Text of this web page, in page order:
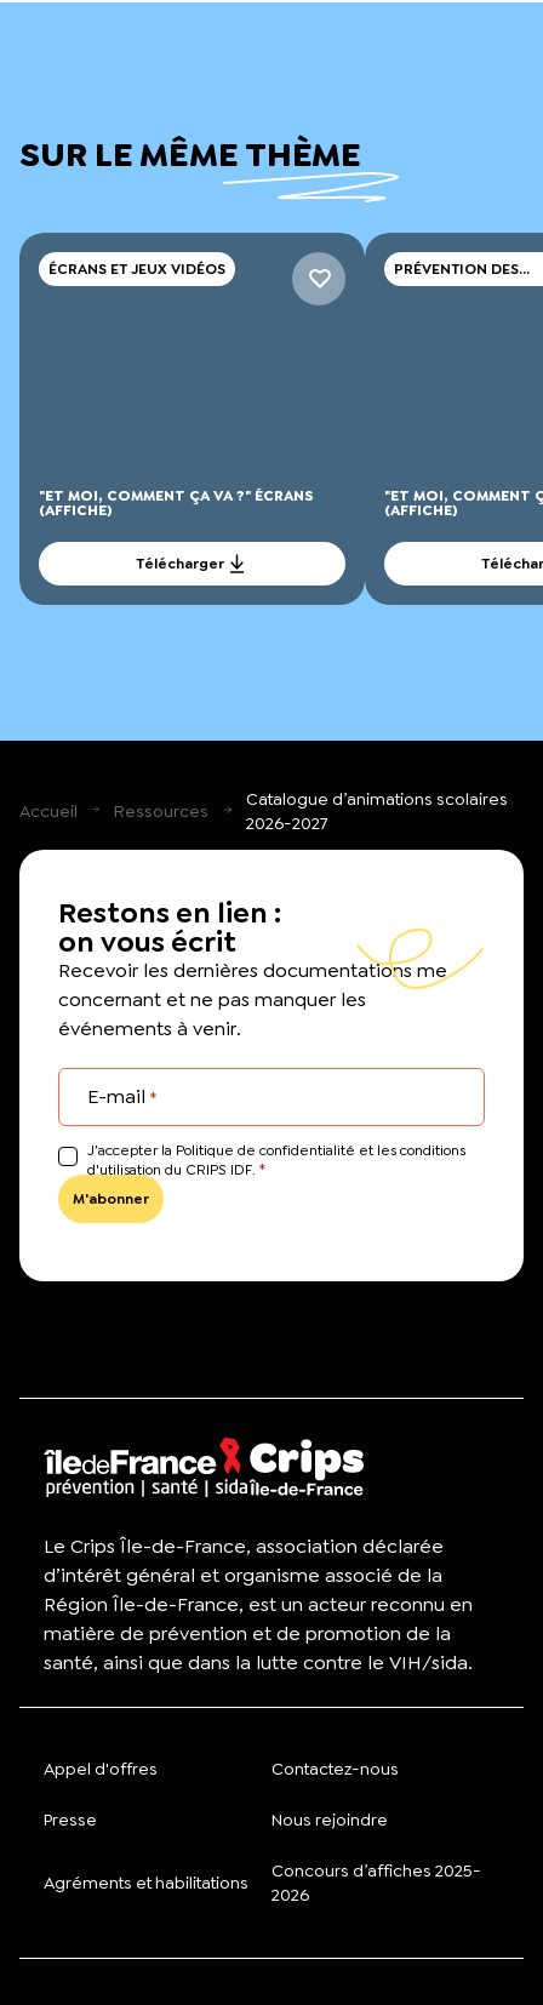
SUR LE MÊME THÈME
ÉCRANS ET JEUX VIDÉOS
"ET MOI, COMMENT ÇA VA ?" ÉCRANS
(AFFICHE)
Télécharger
PRÉVENTION DES
CONSOMMATIONS
"ET MOI, COMMENT
(AFFICHE)
Accueil Ressources
Catalogue d’animations scolaires
2026-2027
Restons en lien :
on vous écrit
Recevoir les dernières documentations me
concernant et ne pas manquer les
événements à venir.
E-mail *
J’accepter la Politique de confidentialité et les conditions
d'utilisation du CRIPS IDF. *
Le Crips Île-de-France, association déclarée
d’intérêt général et organisme associé de la
Région Île-de-France, est un acteur reconnu en
matière de prévention et de promotion de la
santé, ainsi que dans la lutte contre le VIH/sida.
Appel d'offres Contactez-nous
Presse Nous rejoindre
Agréments et habilitations
Concours d’affiches 2025-
2026